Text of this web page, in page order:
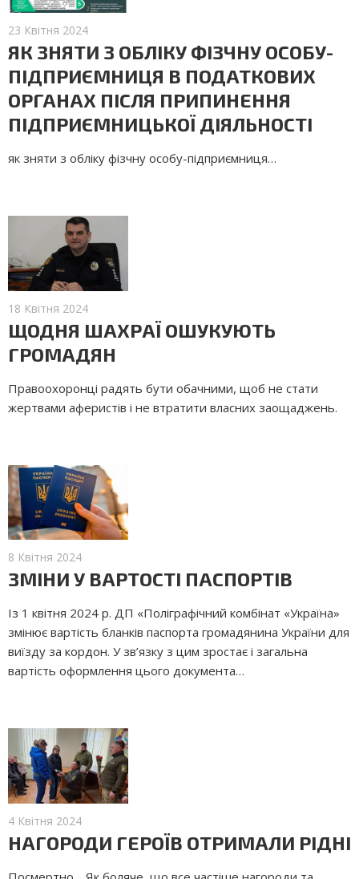
23 Квітня 2024
ЯК ЗНЯТИ З ОБЛІКУ ФІЗЧНУ ОСОБУ-
ПІДПРИЄМНИЦЯ В ПОДАТКОВИХ
ОРГАНАХ ПІСЛЯ ПРИПИНЕННЯ
ПІДПРИЄМНИЦЬКОЇ ДІЯЛЬНОСТІ
як зняти з обліку фізчну особу-підприємниця…
18 Квітня 2024
ЩОДНЯ ШАХРАЇ ОШУКУЮТЬ
ГРОМАДЯН
Правоохоронці радять бути обачними, щоб не стати
жертвами аферистів і не втратити власних заощаджень.
8 Квітня 2024
ЗМІНИ У ВАРТОСТІ ПАСПОРТІВ
Із 1 квітня 2024 р. ДП «Поліграфічний комбінат «Україна»
змінює вартість бланків паспорта громадянина України для
виїзду за кордон. У зв’язку з цим зростає і загальна
вартість оформлення цього документа…
4 Квітня 2024
НАГОРОДИ ГЕРОЇВ ОТРИМАЛИ РІДНІ